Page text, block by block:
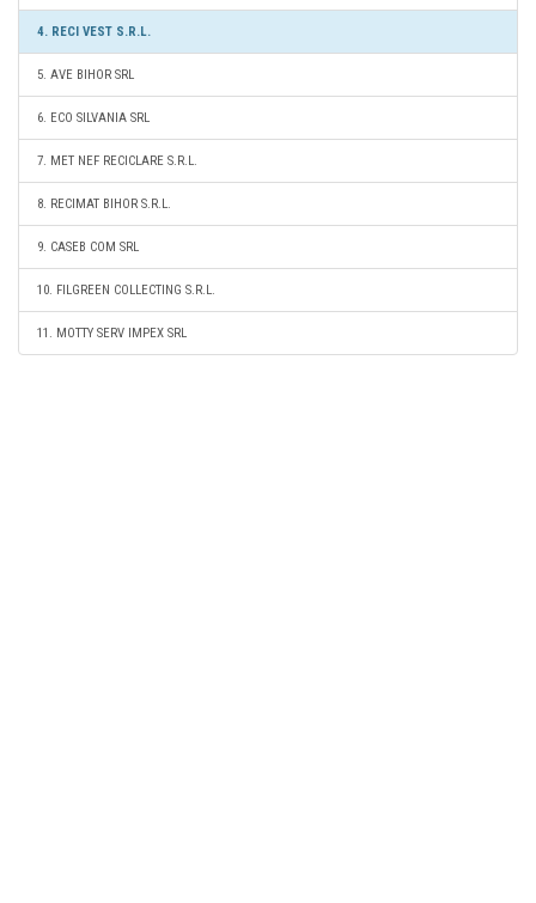
4. RECI VEST S.R.L.
5. AVE BIHOR SRL
6. ECO SILVANIA SRL
7. MET NEF RECICLARE S.R.L.
8. RECIMAT BIHOR S.R.L.
9. CASEB COM SRL
10. FILGREEN COLLECTING S.R.L.
11. MOTTY SERV IMPEX SRL